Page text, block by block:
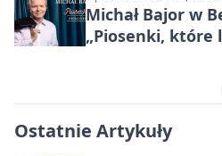
Michał Bajor w
„Piosenki, które
Ostatnie Artykuły